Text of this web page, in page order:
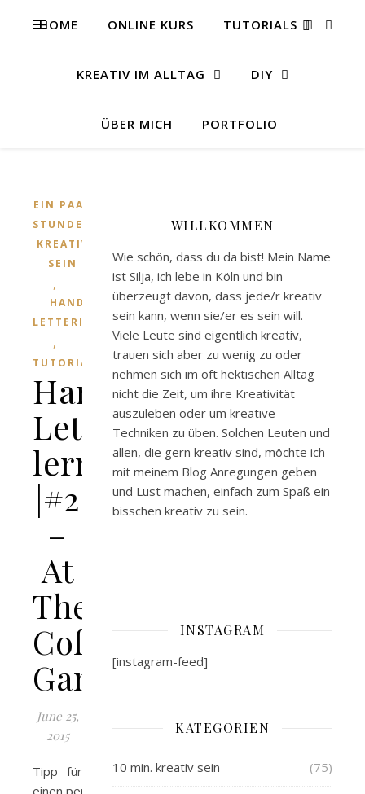
HOME ONLINE KURS TUTORIALS
KREATIV IM ALLTAG DIY
ÜBER MICH PORTFOLIO
EIN PAAR
STUNDEN
KREATIV
SEIN
,
HAND
LETTERING
,
TUTORIALS
Hand
Lettering
lernen
|#2
–
At
The
Coffee
Gang
June 25,
2015
Tipp für
einen perfekten,
WILLKOMMEN
Wie schön, dass du da bist! Mein Name
ist Silja, ich lebe in Köln und bin
überzeugt davon, dass jede/r kreativ
sein kann, wenn sie/er es sein will.
Viele Leute sind eigentlich kreativ,
trauen sich aber zu wenig zu oder
nehmen sich im oft hektischen Alltag
nicht die Zeit, um ihre Kreativität
auszuleben oder um kreative
Techniken zu üben. Solchen Leuten und
allen, die gern kreativ sind, möchte ich
mit meinem Blog Anregungen geben
und Lust machen, einfach zum Spaß ein
bisschen kreativ zu sein.
INSTAGRAM
[instagram-feed]
KATEGORIEN
10 min. kreativ sein (75)